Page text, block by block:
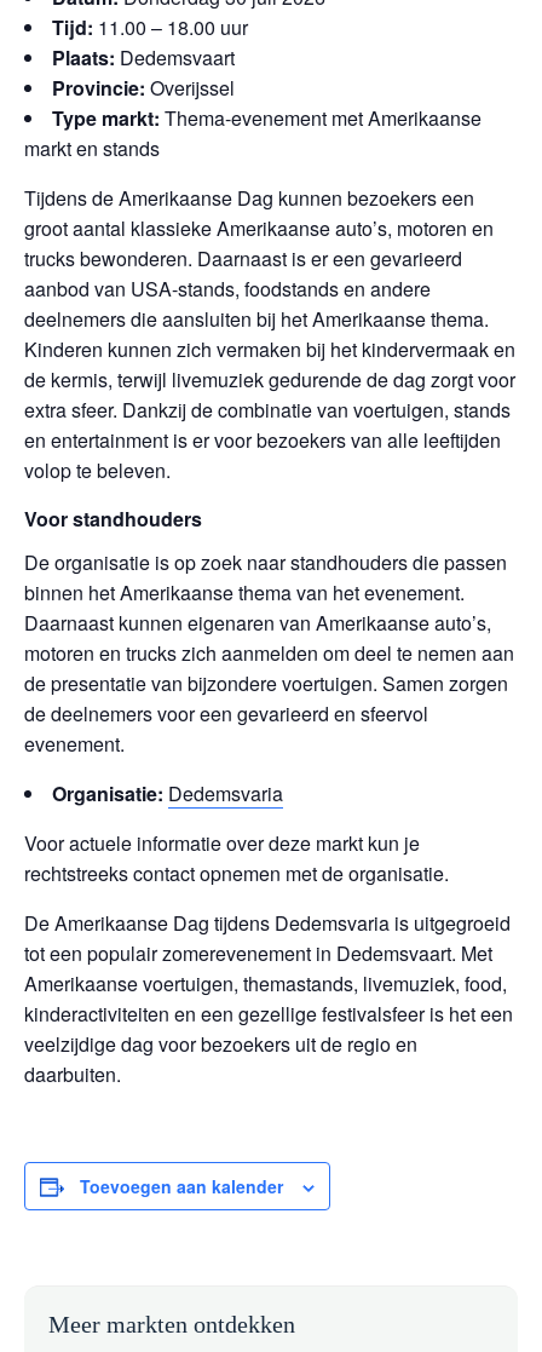
Tijd: 11.00 – 18.00 uur
Plaats: Dedemsvaart
Provincie: Overijssel
Type markt: Thema-evenement met Amerikaanse
markt en stands
Tijdens de Amerikaanse Dag kunnen bezoekers een
groot aantal klassieke Amerikaanse auto’s, motoren en
trucks bewonderen. Daarnaast is er een gevarieerd
aanbod van USA-stands, foodstands en andere
deelnemers die aansluiten bij het Amerikaanse thema.
Kinderen kunnen zich vermaken bij het kindervermaak en
de kermis, terwijl livemuziek gedurende de dag zorgt voor
extra sfeer. Dankzij de combinatie van voertuigen, stands
en entertainment is er voor bezoekers van alle leeftijden
volop te beleven.
Voor standhouders
De organisatie is op zoek naar standhouders die passen
binnen het Amerikaanse thema van het evenement.
Daarnaast kunnen eigenaren van Amerikaanse auto’s,
motoren en trucks zich aanmelden om deel te nemen aan
de presentatie van bijzondere voertuigen. Samen zorgen
de deelnemers voor een gevarieerd en sfeervol
evenement.
Organisatie: Dedemsvaria
Voor actuele informatie over deze markt kun je
rechtstreeks contact opnemen met de organisatie.
De Amerikaanse Dag tijdens Dedemsvaria is uitgegroeid
tot een populair zomerevenement in Dedemsvaart. Met
Amerikaanse voertuigen, themastands, livemuziek, food,
kinderactiviteiten en een gezellige festivalsfeer is het een
veelzijdige dag voor bezoekers uit de regio en
daarbuiten.
Toevoegen aan kalender
Meer markten ontdekken